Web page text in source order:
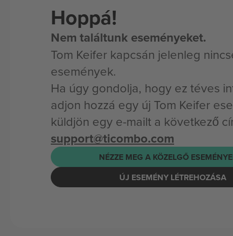
Hoppá!
Nem találtunk eseményeket.
Tom Keifer kapcsán jelenleg
események.
Ha úgy gondolja, hogy ez téves
adjon hozzá egy új Tom Keifer
küldjön egy e-mailt a következő
support@ticombo.com
NÉZZE MEG A KÖZELGŐ
ÚJ ESEMÉNY LÉTREHOZÁSA